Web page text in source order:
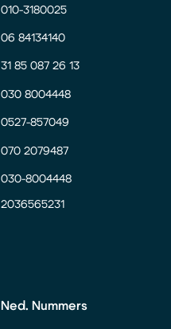
010-3180025
06 84134140
31 85 087 26 13
030 8004448
0527-857049
070 2079487
030-8004448
2036565231
Ned. Nummers